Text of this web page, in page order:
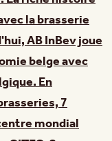
la brasserie
AB InBev joue
belge avec
En
7
mondial